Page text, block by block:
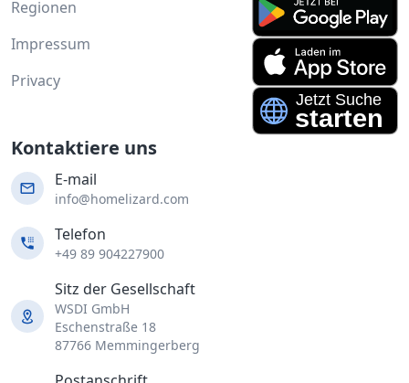
Regionen
Impressum
Privacy
Kontaktiere uns
E-mail
info@homelizard.com
Telefon
+49 89 904227900
Sitz der Gesellschaft
WSDI GmbH
Eschenstraße 18
87766 Memmingerberg